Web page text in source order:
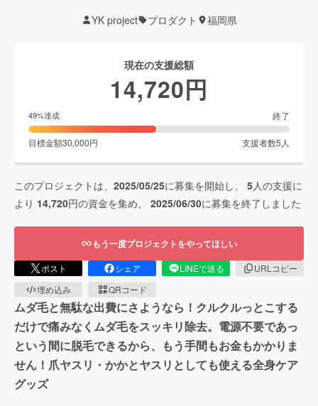
YK project プロダクト 福岡県
現在の支援総額
14,720円
49%達成 終了
目標金額30,000円 支援者数5 人
このプロジェクトは、 2025/05/25に募集を開始し、 5人の支援に
より 14,720円の資金を集め、 2025/06/30に募集を終了しました
もう一度プロジェクトをやってほしい
ポスト シェア LINEで送る
URLコピー
埋め込み
QRコード
ムダ毛と無駄な出費にさようなら！クルクルっとこする
だけで痛みなくムダ毛をスッキリ除去。電源不要であっ
という間に脱毛できるから、もう手間もお金もかかりま
せん！爪ヤスリ・かかとヤスリとしても使える全身ケア
グッズ